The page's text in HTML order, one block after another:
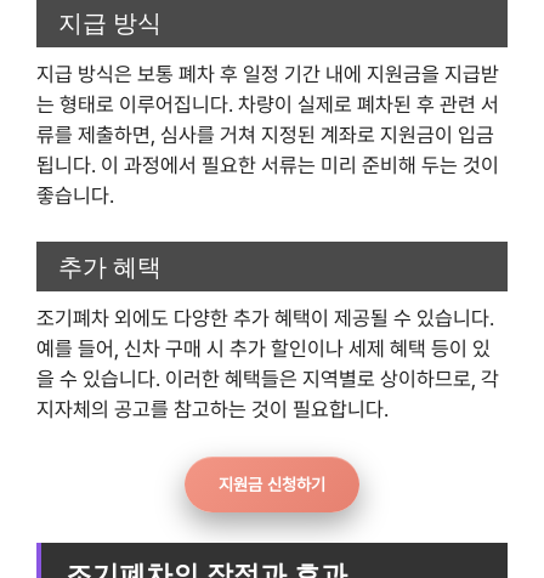
지급 방식
지급 방식은 보통 폐차 후 일정 기간 내에 지원금을 지급받
는 형태로 이루어집니다. 차량이 실제로 폐차된 후 관련 서
류를 제출하면, 심사를 거쳐 지정된 계좌로 지원금이 입금
됩니다. 이 과정에서 필요한 서류는 미리 준비해 두는 것이
좋습니다.
추가 혜택
조기폐차 외에도 다양한 추가 혜택이 제공될 수 있습니다.
예를 들어, 신차 구매 시 추가 할인이나 세제 혜택 등이 있
을 수 있습니다. 이러한 혜택들은 지역별로 상이하므로, 각
지자체의 공고를 참고하는 것이 필요합니다.
지원금 신청하기